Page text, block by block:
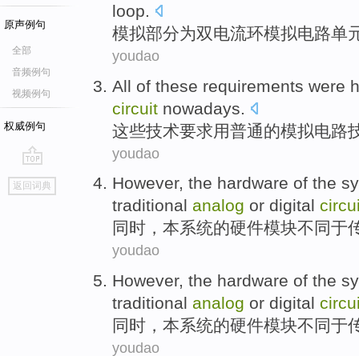
原声例句
全部
音频例句
视频例句
权威例句
go
top
返回词典
loop.
模拟部分为双电流环模拟电路单
youdao
All of these requirements were
circuit nowadays
这些技术要求用普通的模拟电路
youdao
However, the hardware of the
traditional analog or digital
同时 ， 本系统的硬件模块不同于
youdao
However, the hardware of the
traditional analog or digital
同时 ， 本系统的硬件模块不同于
youdao